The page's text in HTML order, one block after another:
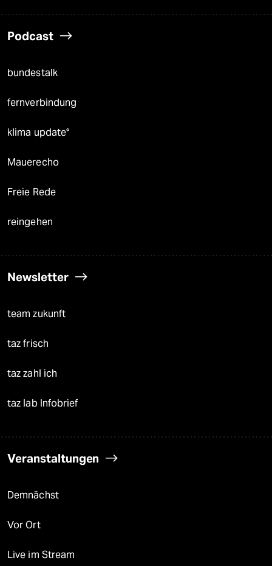
Podcast
bundestalk
fernverbindung
klima update°
Mauerecho
Freie Rede
reingehen
Newsletter
team zukunft
taz frisch
taz zahl ich
taz lab Infobrief
Veranstaltungen
Demnächst
Vor Ort
Live im Stream